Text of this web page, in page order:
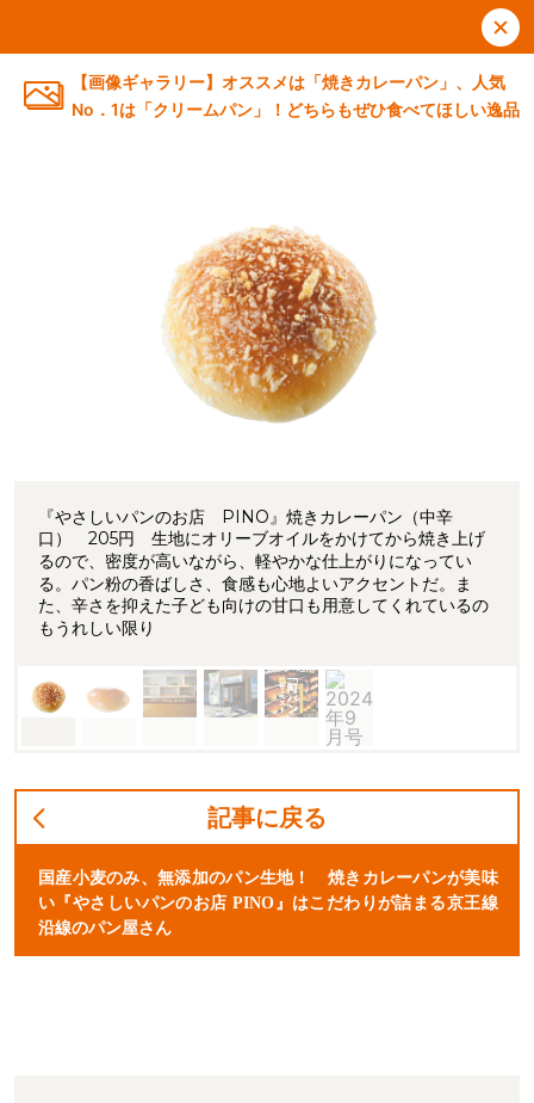
【画像ギャラリー】オススメは「焼きカレーパン」、人気
No．1は「クリームパン」！どちらもぜひ食べてほしい逸品
『やさしいパンのお店 PINO』焼きカレーパン（中辛
口） 205円 生地にオリーブオイルをかけてから焼き上げ
るので、密度が高いながら、軽やかな仕上がりになってい
る。パン粉の香ばしさ、食感も心地よいアクセントだ。ま
た、辛さを抑えた子ども向けの甘口も用意してくれているの
もうれしい限り
記事に戻る
国産小麦のみ、無添加のパン生地！ 焼きカレーパンが美味
い『やさしいパンのお店 PINO』はこだわりが詰まる京王線
沿線のパン屋さん